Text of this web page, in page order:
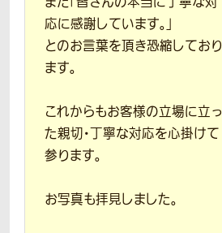
応に感謝しています。」
とのお言葉を頂き恐縮しており
ます。
これからもお客様の立場に立っ
た親切・丁寧な対応を心掛けて
参ります。
お写真も拝見しました。